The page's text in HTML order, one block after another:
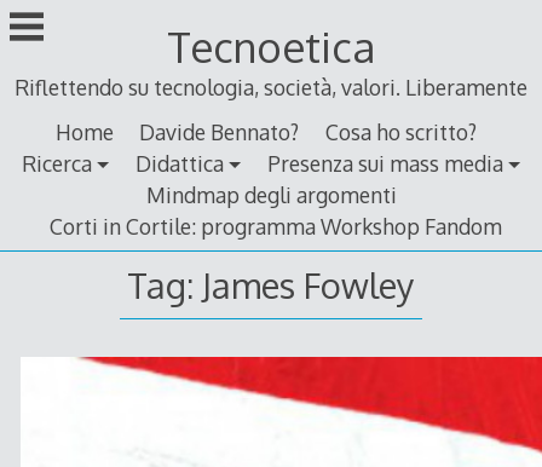
Skip
to
Tecnoetica
Riflettendo su tecnologia, società, valori. Liberamente
Home
Davide Bennato?
Cosa ho scritto?
Ricerca
Didattica
Presenza sui mass media
Mindmap degli argomenti
Corti in Cortile: programma Workshop Fandom
Tag: James Fowley